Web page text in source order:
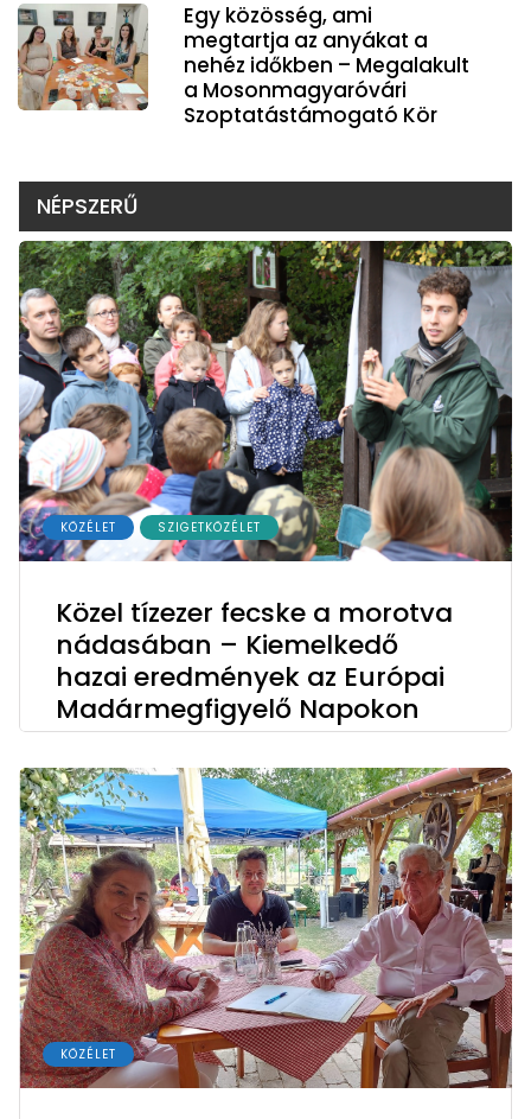
Egy közösség, ami
megtartja az anyákat a
nehéz időkben – Megalakult
a Mosonmagyaróvári
Szoptatástámogató Kör
NÉPSZERŰ
KÖZÉLET SZIGETKÖZÉLET
Közel tízezer fecske a morotva
nádasában – Kiemelkedő
hazai eredmények az Európai
Madármegfigyelő Napokon
KÖZÉLET